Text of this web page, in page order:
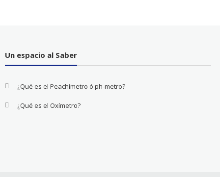
Un espacio al Saber
¿Qué es el Peachímetro ó ph-metro?
¿Qué es el Oxímetro?